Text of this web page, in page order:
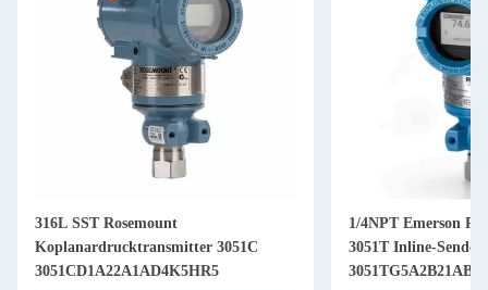
316L SST Rosemount
Koplanardrucktransmitter 3051C
3051CD1A22A1AD4K5HR5
1/4NPT Emerson
3051T Inline-Sender